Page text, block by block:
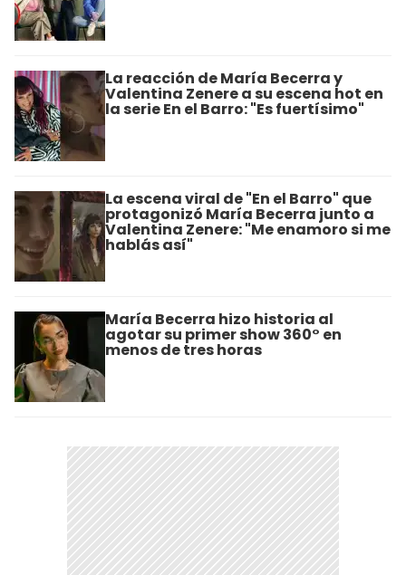
La reacción de María Becerra y
Valentina Zenere a su escena hot en
la serie En el Barro: "Es fuertísimo"
La escena viral de "En el Barro" que
protagonizó María Becerra junto a
Valentina Zenere: "Me enamoro si me
hablás así"
María Becerra hizo historia al
agotar su primer show 360° en
menos de tres horas